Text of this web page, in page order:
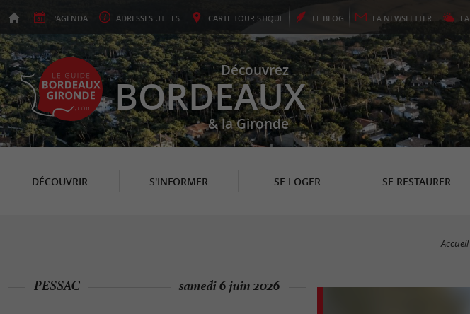
L'AGENDA ADRESSES UTILES CARTE TOURISTIQUE LE BLOG LA NEWSLETTER LA
Découvrez
BORDEAUX
& la Gironde
DÉCOUVRIR S'INFORMER SE LOGER SE RESTAURER
Accueil
PESSAC samedi 6 juin 2026